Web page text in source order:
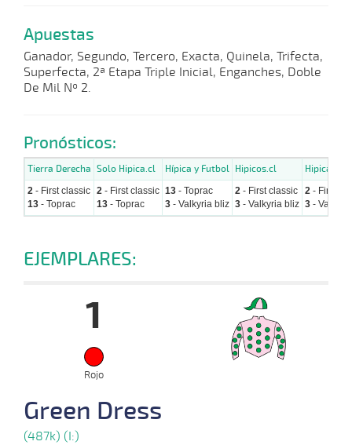
Apuestas
Ganador, Segundo, Tercero, Exacta, Quinela, Trifecta,
Superfecta, 2ª Etapa Triple Inicial, Enganches, Doble
De Mil Nº 2.
Pronósticos:
Tierra Derecha Solo Hipica.cl Hípica y Futbol Hipicos.cl
2 - First classic
13 - Toprac
2 - First classic
13 - Toprac
13 - Toprac
3 - Valkyria bliz
2 - First classic
3 - Valkyria bliz
2 - First
3 -
EJEMPLARES:
1
Rojo
Green Dress
(487k) (I:)